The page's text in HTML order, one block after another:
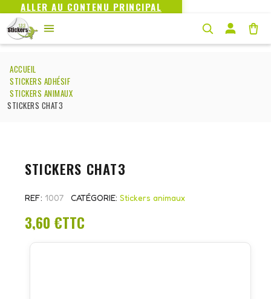
ALLER AU CONTENU PRINCIPAL
ACCUEIL
STICKERS ADHÉSIF
STICKERS ANIMAUX
STICKERS CHAT3
STICKERS CHAT3
REF 1007 CATÉGORIE Stickers animaux
3,60 €TTC